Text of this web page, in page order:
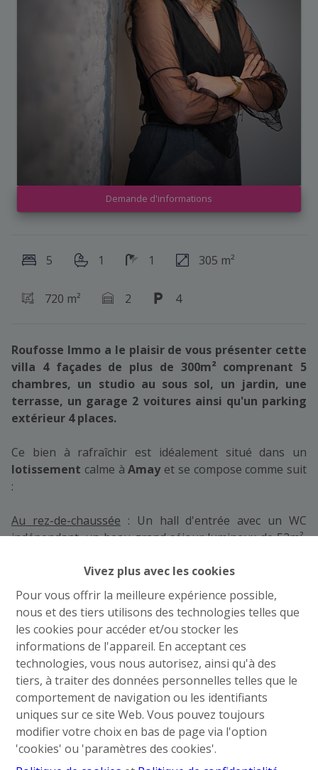
Vivez plus avec les cookies
Pour vous offrir la meilleure expérience possible,
nous et des tiers utilisons des technologies telles que
les cookies pour accéder et/ou stocker les
informations de l'appareil. En acceptant ces
technologies, vous nous autorisez, ainsi qu'à des
tiers, à traiter des données personnelles telles que le
comportement de navigation ou les identifiants
uniques sur ce site Web. Vous pouvez toujours
modifier votre choix en bas de page via l'option
'cookies' ou 'paramètres des cookies'.
Demande d'informations
5 1 1 305 m²
720 m² 2 4
Roufosse Immo a le plaisir de vous présenter cette
villa 4 façades de plus de 300m² comprenant 5
chambres, un studio au sous sol, un jardin, une
terrasse, un garage 2 voitures ainsi qu'un parking
extérieur 4 places.
Ce bien à rafraîchir est idéalement situé dans un
lotissement calme àAmay et se compose comme suit
:
Au rez-de-chaussée : Un hall d'entrée avec un WC
indépendant, un beau grand séjour lumineux de 52m²,
une salle de bain (douche et baignoire, wc, évier) ainsi
qu'une petite véranda;
Au 1er étage
: Un hall de nuit avec espace de stockage
lumineux, 4 chambres et une salle de douche
communicante par 2 des chambres ;
Caves et sous-sol
: Un garage 2 voitures (sous sol) et
40m² de caves de stockage + un studio aménagé avec
espace chambre/séjour, une cuisine, un wc individuel et
un hall d'entrée (accès indépendant) ;